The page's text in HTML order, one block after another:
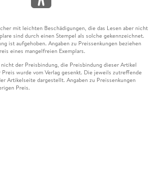
mit leichten Beschädigungen, die das Lesen aber nicht
sind durch einen Stempel als solche gekennzeichnet.
ist aufgehoben. Angaben zu Preissenkungen beziehen
eines mangelfreien Exemplars.
der Preisbindung, die Preisbindung dieser Artikel
wurde vom Verlag gesenkt. Die jeweils zutreffende
Artikelseite dargestellt. Angaben zu Preissenkungen
Preis.